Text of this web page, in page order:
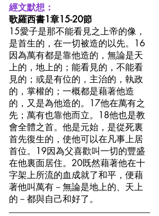
經文默想：
歌羅西書1章15-20節
15愛子是那不能看見之上帝的像，
是首生的，在一切被造的以先。16
因為萬有都是靠他造的，無論是天
上的，地上的；能看見的，不能看
見的；或是有位的，主治的，執政
的，掌權的；一概都是藉著他造
的，又是為他造的。17他在萬有之
先；萬有也靠他而立。18他也是教
會全體之首。他是元始，是從死裏
首先復生的，使他可以在凡事上居
首位。19因為父喜歡叫一切的豐盛
在他裏面居住。20既然藉著他在十
字架上所流的血成就了和平，便藉
著他叫萬有－無論是地上的、天上
的－都與自己和好了。